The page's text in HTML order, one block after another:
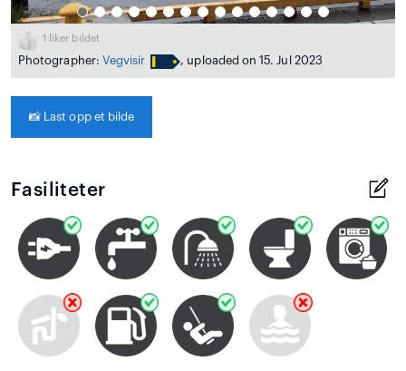
1 liker bildet
Photographer: Vegvisír , uploaded on 15. Jul 2023
📸 Last opp et bilde
Fasiliteter